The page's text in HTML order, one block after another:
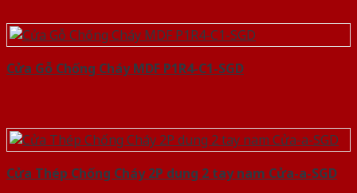
Cửa Gỗ Chống Cháy MDF P1R4-C1-SGD
Cửa Thép Chống Cháy 2P dung 2 tay nam Cửa-a-SGD